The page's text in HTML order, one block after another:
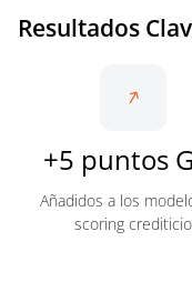
Resultados
+5 puntos
Añadidos a los
scoring crediticio